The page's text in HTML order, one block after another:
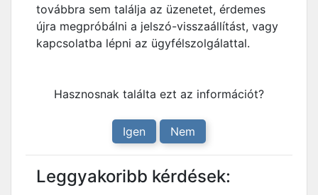
továbbra sem találja az üzenetet, érdemes
újra megpróbálni a jelszó-visszaállítást, vagy
kapcsolatba lépni az ügyfélszolgálattal.
Hasznosnak találta ezt az információt?
Igen Nem
Leggyakoribb kérdések: